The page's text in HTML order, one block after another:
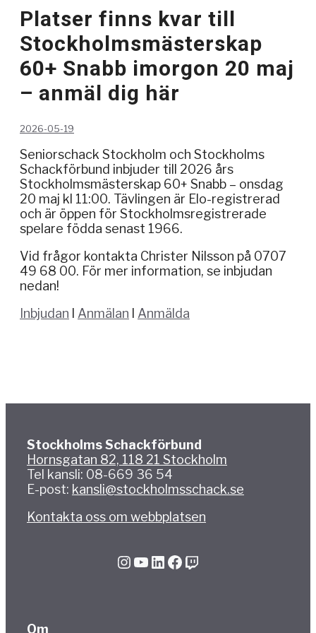
Platser finns kvar till
Stockholmsmästerskap
60+ Snabb imorgon 20 maj
– anmäl dig här
2026-05-19
Seniorschack Stockholm och Stockholms
Schackförbund inbjuder till 2026 års
Stockholmsmästerskap 60+ Snabb – onsdag
20 maj kl 11:00. Tävlingen är Elo-registrerad
och är öppen för Stockholmsregistrerade
spelare födda senast 1966.
Vid frågor kontakta Christer Nilsson på 0707
49 68 00. För mer information, se inbjudan
nedan!
Inbjudan l Anmälan l Anmälda
Stockholms Schackförbund
Hornsgatan 82, 118 21 Stockholm
Tel kansli: 08-669 36 54
E-post: kansli@stockholmsschack.se
Kontakta oss om webbplatsen
InstagramYouTube LinkedIn Facebook Twitch
Om